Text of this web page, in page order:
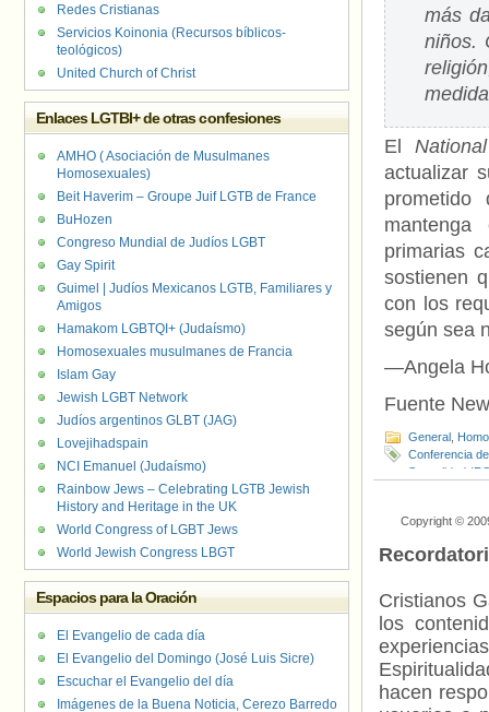
más
niños.
El
actualizar
primarias
sostienen
con los
según sea
—Angela
Fuente
General
Conferencia
Sexualidad
Copyright ©
Cristianos
los
hacen
Redes Cristianas
Servicios Koinonia (Recursos bíblicos-
teológicos)
United Church of Christ
Enlaces LGTBI+ de otras confesiones
AMHO ( Asociación de Musulmanes
Homosexuales)
Beit Haverim – Groupe Juif LGTB de France
BuHozen
Congreso Mundial de Judíos LGBT
Gay Spirit
Guimel | Judíos Mexicanos LGTB, Familiares y
Amigos
Hamakom LGBTQI+ (Judaísmo)
Homosexuales musulmanes de Francia
Islam Gay
Jewish LGBT Network
Judíos argentinos GLBT (JAG)
Lovejihadspain
NCI Emanuel (Judaísmo)
Rainbow Jews – Celebrating LGTB Jewish
History and Heritage in the UK
World Congress of LGBT Jews
World Jewish Congress LBGT
Espacios para la Oración
El Evangelio de cada día
El Evangelio del Domingo (José Luis Sicre)
Escuchar el Evangelio del día
Imágenes de la Buena Noticia, Cerezo Barredo